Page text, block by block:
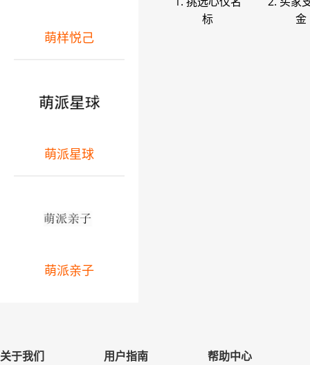
标
金
萌样悦己
萌派星球
萌派亲子
关于我们
用户指南
帮助中心